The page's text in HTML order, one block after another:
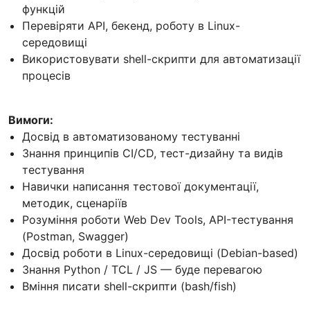
функцій
Перевіряти API, бекенд, роботу в Linux-
середовищі
Використовувати shell-скрипти для автоматизації
процесів
Вимоги:
Досвід в автоматизованому тестуванні
Знання принципів CI/CD, тест-дизайну та видів
тестування
Навички написання тестової документації,
методик, сценаріїв
Розуміння роботи Web Dev Tools, API-тестування
(Postman, Swagger)
Досвід роботи в Linux-середовищі (Debian-based)
Знання Python / TCL / JS — буде перевагою
Вміння писати shell-скрипти (bash/fish)